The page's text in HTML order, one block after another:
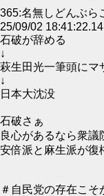
365:名無しどんぶら
25/09/02
石破が辞める
↓
萩生田光一筆頭にマ
↓
日本大沈没
石破さぁ
良心があるなら衆議
安倍派と麻生派が復
＃自民党の存在こそ